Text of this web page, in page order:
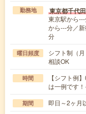
勤務地 東京都千代
東京駅から
から---分／
分
曜日頻度
シフト制（
相談OK
時間
【シフト例
は一例です
期間 即日～2ヶ月